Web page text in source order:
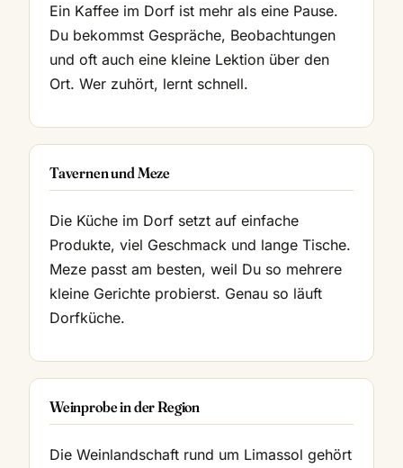
Ein Kaffee im Dorf ist mehr als eine Pause.
Du bekommst Gespräche, Beobachtungen
und oft auch eine kleine Lektion über den
Ort. Wer zuhört, lernt schnell.
Tavernen und Meze
Die Küche im Dorf setzt auf einfache
Produkte, viel Geschmack und lange Tische.
Meze passt am besten, weil Du so mehrere
kleine Gerichte probierst. Genau so läuft
Dorfküche.
Weinprobe in der Region
Die Weinlandschaft rund um Limassol gehört